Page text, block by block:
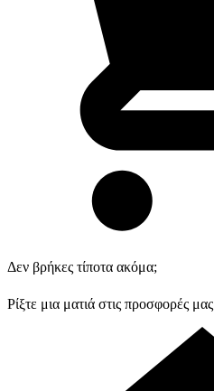
Δεν βρήκες τίποτα ακόμα;
Ρίξτε μια ματιά στις προσφορές μας